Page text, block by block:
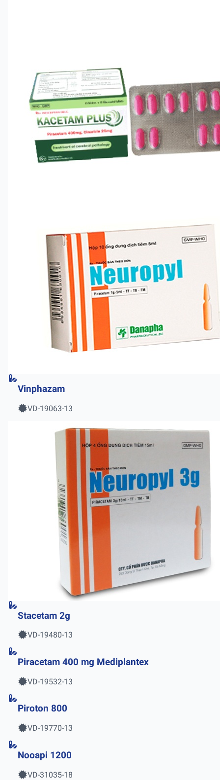
Vinphazam
VD-19063-13
Stacetam 2g
VD-19480-13
Piracetam 400 mg Mediplantex
VD-19532-13
Piroton 800
VD-19770-13
Nooapi 1200
VD-31035-18